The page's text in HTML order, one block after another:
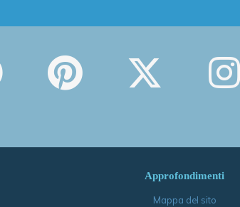
Approfondimenti
Mappa del sito